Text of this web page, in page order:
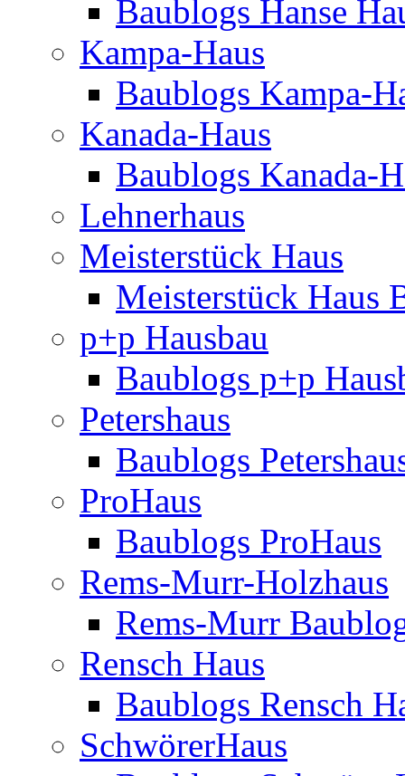
Baublogs Hanse
Kampa-Haus
Baublogs Kampa-
Kanada-Haus
Baublogs Kanada-
Lehnerhaus
Meisterstück Haus
Meisterstück Haus
p+p Hausbau
Baublogs p+p
Petershaus
Baublogs
ProHaus
Baublogs ProHaus
Rems-Murr-Holzhaus
Rems-Murr
Rensch Haus
Baublogs Rensch
SchwörerHaus